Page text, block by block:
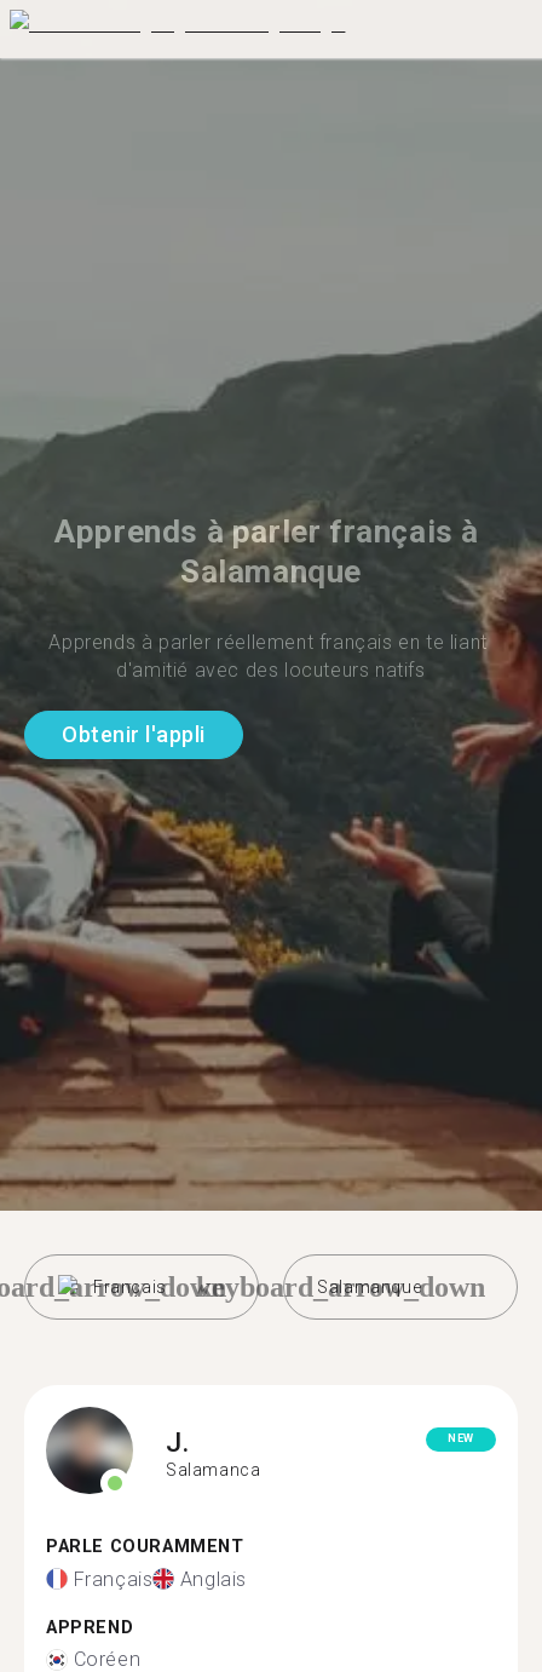
Apprends à parler français à
Salamanque
Apprends à parler réellement français en te liant
d'amitié avec des locuteurs natifs
Obtenir l'appli
Français Salamanque
keyboard_arrow_down
J.
Salamanca
NEW
PARLE COURAMMENT
Français Anglais
APPREND
Coréen